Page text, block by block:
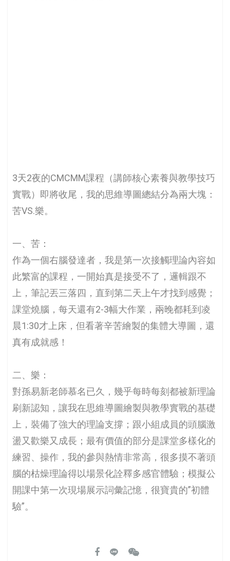
3天2夜的CMCMM課程（講師核心素養與教學技巧
實戰）即將收尾，我的思維導圖總結分為兩大塊：
苦VS.樂。
一、苦：
作為一個右腦發達者，我是第一次接觸理論內容如
此繁富的課程，一開始真是接受不了，邏輯跟不
上，筆記丟三落四，直到第二天上午才找到感覺；
課堂燒腦，每天還有2-3幅大作業，兩晚都耗到凌
晨1:30才上床，但看著辛苦繪製的集體大導圖，還
真有成就感！
二、樂：
對孫易新老師慕名已久，幾乎每時每刻都被新理論
刷新認知，讓我在思維導圖繪製與教學實戰的基礎
上，裝備了強大的理論支撐；跟小組成員的頭腦激
盪又歡樂又成長；最有價值的部分是課堂多樣化的
練習、操作，我的參與熱情非常高，很多摸不著頭
腦的枯燥理論得以場景化詮釋多感官體驗；模擬公
開課中第一次現場展示詞彙記憶，很寶貴的”初體
驗”。